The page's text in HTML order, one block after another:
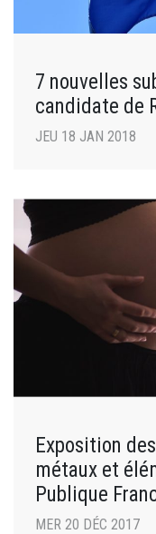
7 nouvelles
candidate de
JEU 18 JAN 2018
Exposition
métaux et
Publique
MER 20 DÉC 2017